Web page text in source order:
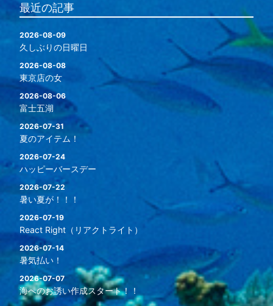
最近の記事
2026-08-09
久しぶりの日曜日
2026-08-08
東京店の女
2026-08-06
富士五湖
2026-07-31
夏のアイテム！
2026-07-24
ハッピーバースデー
2026-07-22
暑い夏が！！！
2026-07-19
React Right（リアクトライト）
2026-07-14
暑気払い！
2026-07-07
海へのお誘い作成スタート！！